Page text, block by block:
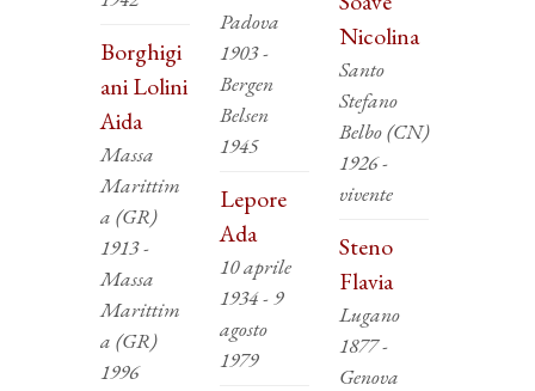
Borghigi
ani Lolini
Aida
Massa
Marittim
a (GR)
1913 -
Massa
Marittim
a (GR)
1996
Padova
1903 -
Bergen
Belsen
1945
Lepore
Ada
10 aprile
1934 - 9
agosto
1979
Nicolina
Santo
Stefano
Belbo (CN)
1926 -
vivente
Steno
Flavia
Lugano
1877 -
Genova